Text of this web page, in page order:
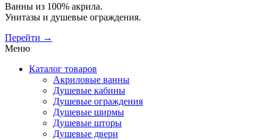
Ванны из 100% акрила.
Унитазы и душевые ограждения.
Перейти →
Меню
Каталог товаров
Акриловые ванны
Душевые кабины
Душевые ограждения
Душевые ширмы
Душевые шторы
Душевые двери